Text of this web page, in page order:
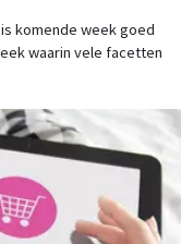
is komende week goed
waarin vele facetten